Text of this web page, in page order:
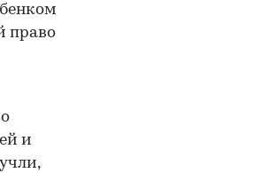
право
и